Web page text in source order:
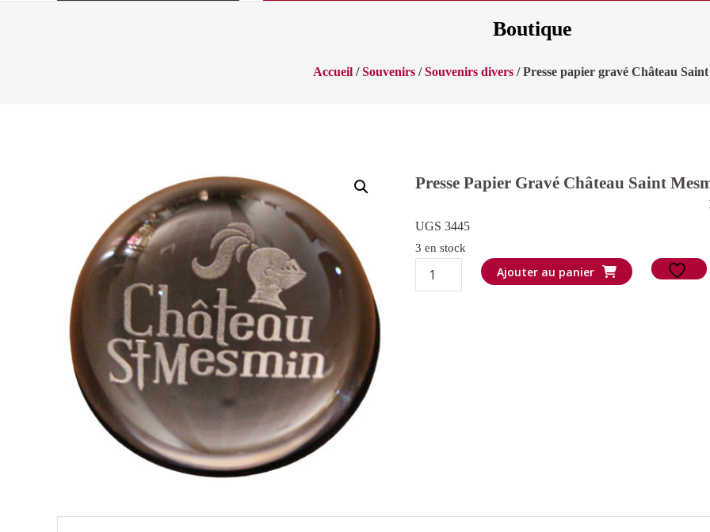
Boutique
Accueil/Souvenirs/Souvenirs divers/ Presse papier gravé Château Saint
Presse Papier Gravé Château Saint
UGS 3445
3 en stock
quantité
de
Ajouter au panier